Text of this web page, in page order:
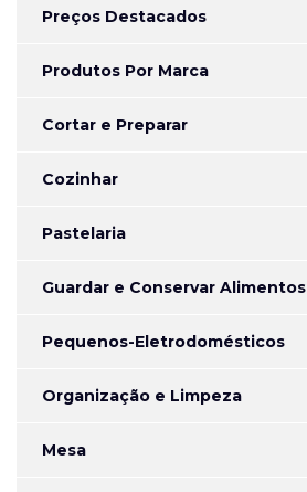
Preços Destacados
Produtos Por Marca
Cortar e Preparar
Cozinhar
Pastelaria
Guardar e Conservar Alimentos
Pequenos-Eletrodomésticos
Organização e Limpeza
Mesa